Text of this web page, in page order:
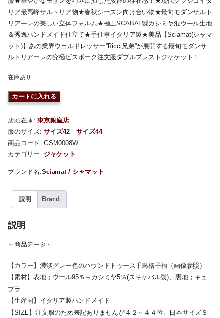
リア最高峰サルトリア物★春秋シーズン向け合い物★最旬モダンサルト
リアーレの美しい立体フォルム★極上SCABAL製カシミヤ混ウール生地
＆秀逸ハンドメイド仕立て★手仕事イタリア製★美品【Sciamat(シャマ
ット)】あの業界ウェルドレッサー”Ricci兄弟”が展開する最旬モダンサ
ルトリアーレの究極ビスポーク注文服ダブルブレストジャケット！
在庫あり
カートに入れる
店頭在庫: 東京銀座店
服のサイズ: サイズ42
サイズ44
商品コード: GSM0008W
カテゴリー: ジャケット
Sciamat / シャマット
説明 Brand
説明
～商品データ～
【カラー】濃淡グレー色のハウンドトゥース千鳥格子柄（画像参照）
【素材】表地；ウール95％＋カシミヤ5％(スキャバル製)、裏地；キュ
プラ
【生産国】イタリア製ハンドメイド
【SIZE】注文服のため表記ありませんが４２～４４位、日本サイズＳ